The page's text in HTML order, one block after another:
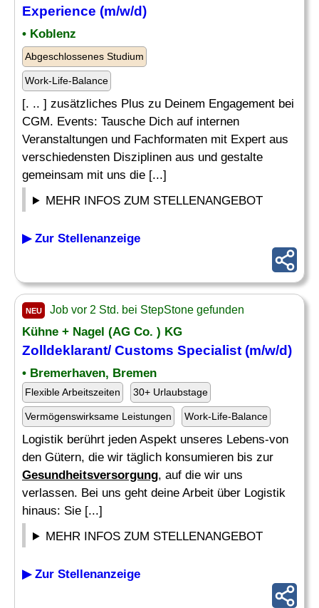
Experience (m/w/d)
• Koblenz
Abgeschlossenes Studium
Work-Life-Balance
[. .. ] zusätzliches Plus zu Deinem Engagement bei
CGM. Events: Tausche Dich auf internen
Veranstaltungen und Fachformaten mit Expert aus
verschiedensten Disziplinen aus und gestalte
gemeinsam mit uns die [...]
MEHR INFOS ZUM STELLENANGEBOT
▶ Zur Stellenanzeige
NEU Job vor 2 Std. bei StepStone gefunden
Kühne + Nagel (AG Co. ) KG
Zolldeklarant/ Customs Specialist (m/w/d)
• Bremerhaven, Bremen
Flexible Arbeitszeiten 30+ Urlaubstage
Vermögenswirksame Leistungen Work-Life-Balance
Logistik berührt jeden Aspekt unseres Lebens-von
den Gütern, die wir täglich konsumieren bis zur
Gesundheitsversorgung, auf die wir uns
verlassen. Bei uns geht deine Arbeit über Logistik
hinaus: Sie [...]
MEHR INFOS ZUM STELLENANGEBOT
▶ Zur Stellenanzeige